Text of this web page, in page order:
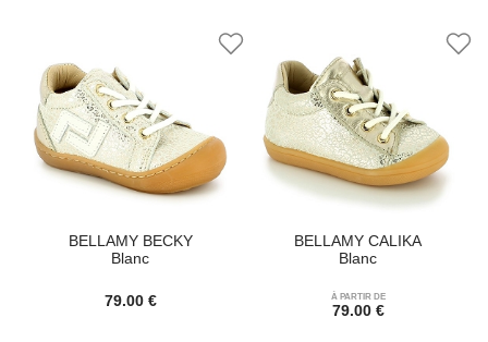
BELLAMY BECKY
Blanc
79.00 €
BELLAMY CALIKA
Blanc
À PARTIR DE
79.00 €